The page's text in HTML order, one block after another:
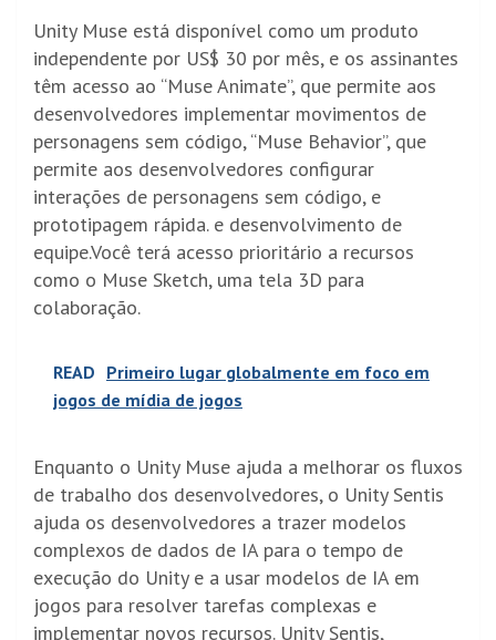
Unity Muse está disponível como um produto
independente por US$ 30 por mês, e os assinantes
têm acesso ao “Muse Animate”, que permite aos
desenvolvedores implementar movimentos de
personagens sem código, “Muse Behavior”, que
permite aos desenvolvedores configurar
interações de personagens sem código, e
prototipagem rápida. e desenvolvimento de
equipe.Você terá acesso prioritário a recursos
como o Muse Sketch, uma tela 3D para
colaboração.
READ Primeiro lugar globalmente em foco em
jogos de mídia de jogos
Enquanto o Unity Muse ajuda a melhorar os fluxos
de trabalho dos desenvolvedores, o Unity Sentis
ajuda os desenvolvedores a trazer modelos
complexos de dados de IA para o tempo de
execução do Unity e a usar modelos de IA em
jogos para resolver tarefas complexas e
implementar novos recursos. Unity Sentis,